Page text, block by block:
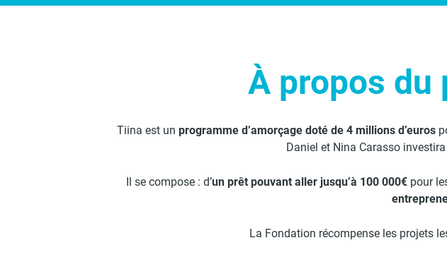
À propos du
Tiina est un programme d’amorçage doté de 4 millions d’euros
Daniel et Nina Carasso
Il se compose : d’un prêt pouvant aller jusqu’à 100 000€ pour
La Fondation récompense les projets